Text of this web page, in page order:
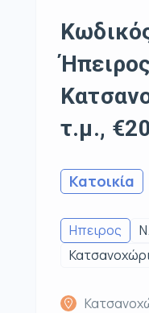
τ.μ.,
Κατοικία
Ηπειρος